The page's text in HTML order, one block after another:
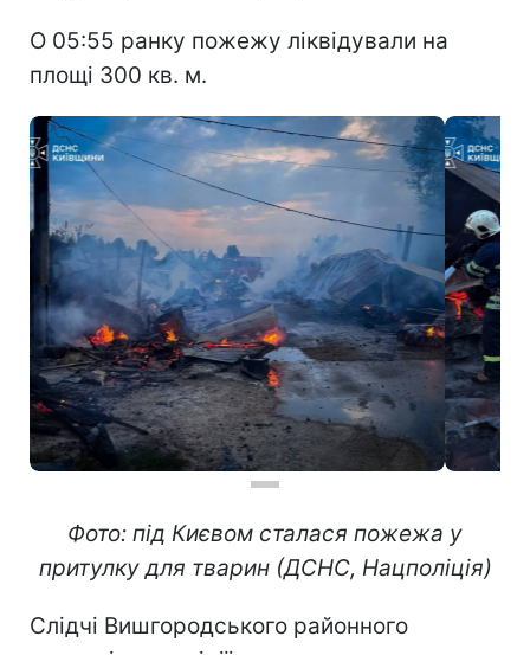
О 05:55 ранку пожежу ліквідували на
площі 300 кв. м.
Фото: під Києвом сталася пожежа у
притулку для тварин (ДСНС, Нацполіція)
Слідчі Вишгородського районного